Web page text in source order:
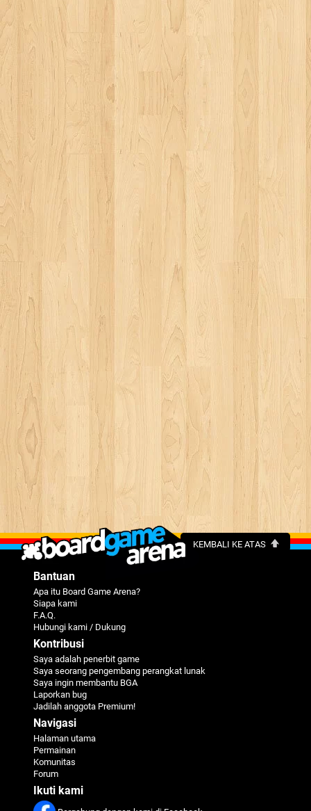
KEMBALI KE ATAS
Bantuan
Apa itu Board Game Arena?
Siapa kami
F.A.Q.
Hubungi kami / Dukung
Kontribusi
Saya adalah penerbit game
Saya seorang pengembang perangkat lunak
Saya ingin membantu BGA
Laporkan bug
Jadilah anggota Premium!
Navigasi
Halaman utama
Permainan
Komunitas
Forum
Ikuti kami